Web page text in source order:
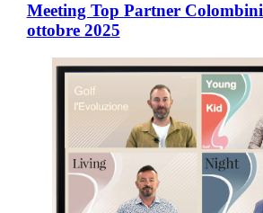
Meeting Top Partner
ottobre 2025